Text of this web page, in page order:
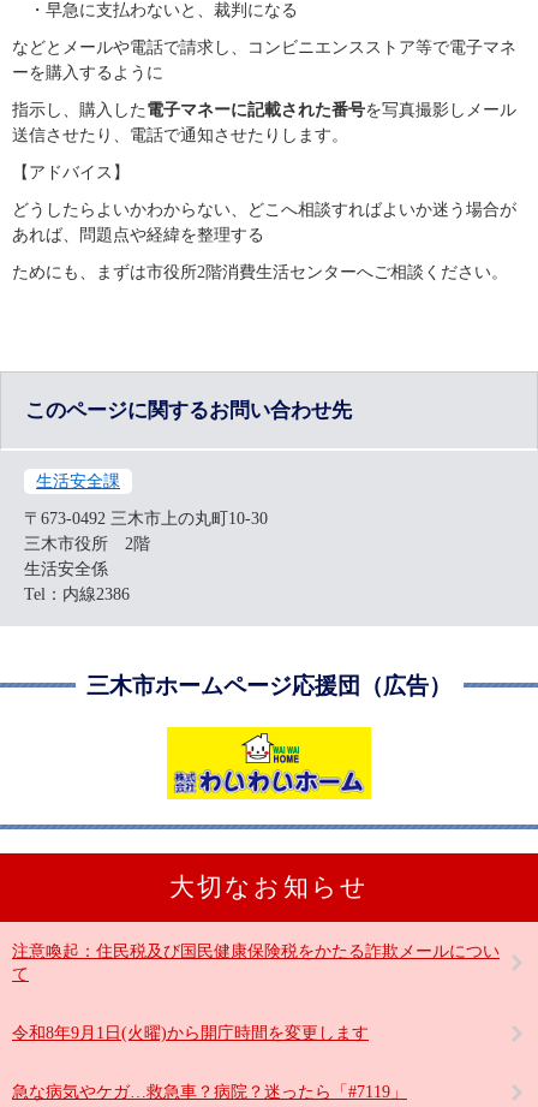
・早急に支払わないと、裁判になる
などとメールや電話で請求し、コンビニエンスストア等で電子マネ
ーを購入するように
指示し、購入した 電子マネーに記載された番号を写真撮影しメール
送信させたり、電話で通知させたりします。
【アドバイス】
どうしたらよいかわからない、どこへ相談すればよいか迷う場合が
あれば、問題点や経緯を整理する
ためにも、まずは市役所2階消費生活センターへご相談ください。
このページに関するお問い合わせ先
生活安全課
〒673-0492 三木市上の丸町10-30
三木市役所 2階
生活安全係
Tel：内線2386
三木市ホームページ応援団（広告）
大切なお知らせ
注意喚起：住民税及び国民健康保険税をかたる詐欺メールについ
て
令和8年9月1日(火曜)から開庁時間を変更します
急な病気やケガ…救急車？病院？迷ったら「#7119」